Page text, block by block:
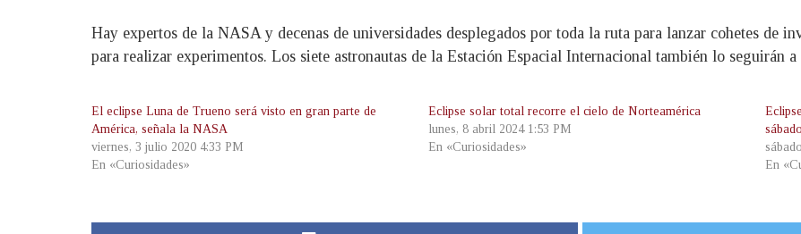
Hay expertos de la NASA y decenas de universidades desplegados por toda la ruta para lanzar cohetes de
para realizar experimentos. Los siete astronautas de la Estación Espacial Internacional también lo seguirán
El eclipse Luna de Trueno será visto en gran parte de
América, señala la NASA
viernes, 3 julio 2020 4:33 PM
En «Curiosidades»
Eclipse solar total recorre el cielo de Norteamérica
lunes, 8 abril 2024 1:53 PM
En «Curiosidades»
sábado
En